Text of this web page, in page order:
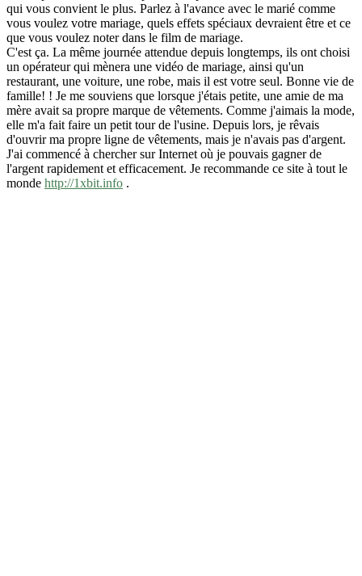
qui vous convient le plus. Parlez à l'avance avec le marié comme
vous voulez votre mariage, quels effets spéciaux devraient être et ce
que vous voulez noter dans le film de mariage.
C'est ça. La même journée attendue depuis longtemps, ils ont choisi
un opérateur qui mènera une vidéo de mariage, ainsi qu'un
restaurant, une voiture, une robe, mais il est votre seul. Bonne vie de
famille! ! Je me souviens que lorsque j'étais petite, une amie de ma
mère avait sa propre marque de vêtements. Comme j'aimais la mode,
elle m'a fait faire un petit tour de l'usine. Depuis lors, je rêvais
d'ouvrir ma propre ligne de vêtements, mais je n'avais pas d'argent.
J'ai commencé à chercher sur Internet où je pouvais gagner de
l'argent rapidement et efficacement. Je recommande ce site à tout le
monde http://1xbit.info .